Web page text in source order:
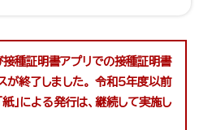
種証明書アプリでの接種証明書
が終了しました。 令和5年度以前
」による発行は、継続して実施し